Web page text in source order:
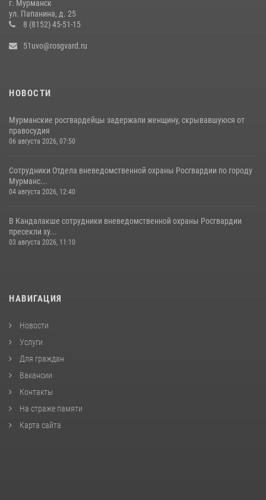
АЛГОРИТМЫ ОБЕСПЕЧЕНИЯ БЕЗОПАСНОСТИ В ПЕРИОД ВЫБОРОВ
16 июля 2026, 07:59
г. Мурманск
ул. Папанина, д. 25
8 (8152) 45-51-15
51uvo@rosgvard.ru
НОВОСТИ
Мурманские росгвардейцы задержали женщину, скрывавшуюся от
правосудия
06 августа 2026, 07:50
Сотрудники Отдела вневедомственной охраны Росгвардии по городу
Мурманс...
04 августа 2026, 12:40
В Кандалакше сотрудники вневедомственной охраны Росгвардии
пресекли ху...
03 августа 2026, 11:10
НАВИГАЦИЯ
Новости
Услуги
Для граждан
Вакансии
Контакты
На страже памяти
Карта сайта